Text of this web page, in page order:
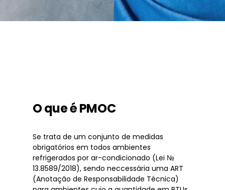
O que é PMOC
Se trata de um conjunto de medidas
obrigatórios em todos ambientes
refrigerados por ar-condicionado (Lei №
13.8589/2018), sendo neccessária uma ART
(Anotação de Responsabilidade Técnica)